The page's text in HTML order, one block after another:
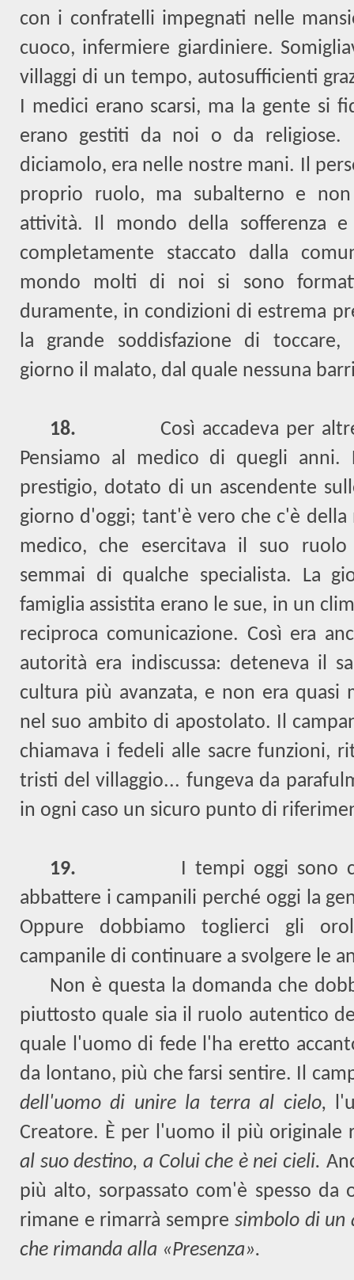
con i confratelli impegnati nelle
cuoco, infermiere giardiniere.
villaggi di un tempo, autosufficienti
I medici erano scarsi, ma la gente si
erano gestiti da noi o da religiose.
diciamolo, era nelle nostre mani. Il
proprio ruolo, ma subalterno e
attività. Il mondo della sofferenza
completamente staccato dalla
mondo molti di noi si sono
duramente, in condizioni di estrema
la grande soddisfazione di toccare,
giorno il malato, dal quale nessuna
18.
Così accadeva per
Pensiamo al medico di quegli anni.
prestigio, dotato di un ascendente
giorno d'oggi; tant'è vero che c'è
medico, che esercitava il suo
semmai di qualche specialista. La
famiglia assistita erano le sue, in un
reciproca comunicazione. Così era
autorità era indiscussa: deteneva il
cultura più avanzata, e non era quasi
nel suo ambito di apostolato. Il
chiamava i fedeli alle sacre funzioni,
tristi del villaggio... fungeva da
in ogni caso un sicuro punto di
19.
I tempi oggi sono
abbattere i campanili perché oggi la
Oppure dobbiamo toglierci gli
campanile di continuare a svolgere le
Non è questa la domanda che
piuttosto quale sia il ruolo autentico
quale l'uomo di fede l'ha eretto
da lontano, più che farsi sentire. Il
dell'uomo di unire la terra al cielo,
Creatore. È per l'uomo il più originale
al suo destino, a Colui che è nei cieli.
più alto, sorpassato com'è spesso da
rimane e rimarrà sempre simbolo di un
che rimanda alla «Presenza».